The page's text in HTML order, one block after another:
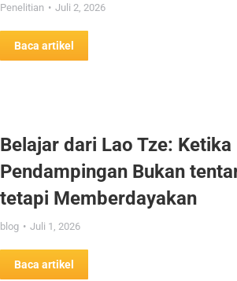
Penelitian Juli 2, 2026
Baca artikel
Belajar dari Lao Tze: Ketika
Pendampingan Bukan
tetapi Memberdayakan
blog Juli 1, 2026
Baca artikel